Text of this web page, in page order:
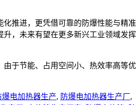
推进，更凭借可靠的防爆性能与精准
，未来有望在更多新兴工业领域发挥
于节能、占用空间小、热效率高等优
爆电加热器生产, 防爆电加热器生产厂,